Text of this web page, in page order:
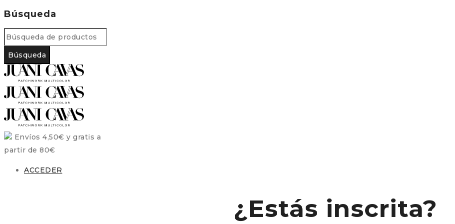
Búsqueda
Envíos 4,50€ y gratis a
partir de 80€
ACCEDER
¿Estás inscrita?